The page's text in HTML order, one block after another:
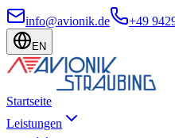
info@avionik.de +49
EN
Startseite
Leistungen